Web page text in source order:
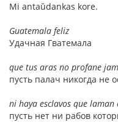
Mi antaŭdankas kore.
Guatemala feliz
Удачная Гватемала
que tus aras no profane
пусть палач никогда не
ni haya esclavos que laman
пусть нет ни рабов